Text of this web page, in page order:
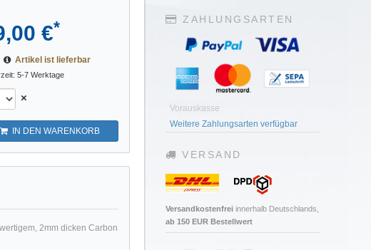
€*
Artikel ist lieferbar
5-7 Werktage
×
IN DEN WARENKORB
2mm dicken Carbon
ZAHLUNGSARTEN
Vorauskasse
Weitere Zahlungsarten verfügbar
VERSAND
Versandkostenfrei innerhalb Deutschlands,
ab 150 EUR Bestellwert